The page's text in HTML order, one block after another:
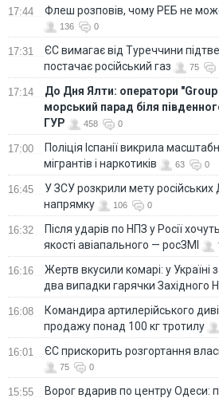
17:44 Флеш розповів, чому РЕБ не
136 0
17:31
ЄС вимагає від Туреччини
постачає російський газ
75
17:14
До Дня Ялти: оператори "Group
морський парад біля
ГУР
458 0
17:00
Поліція Іспанії викрила
мігрантів і наркотиків
63 0
16:45
У ЗСУ розкрили мету
напрямку
106 0
16:32
Після ударів по НПЗ у Росії
якості авіапального — росЗМІ
16:16
Жертв вкусили комарі: у Україні
два випадки гарячки Західного
16:08
Командира артилерійського
продажу понад 100 кг тротилу
16:01 ЄС прискорить розгортання
75 0
15:55 Ворог вдарив по центру Одеси: